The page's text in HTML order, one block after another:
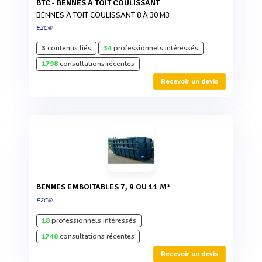
BTC - BENNES À TOIT COULISSANT
BENNES À TOIT COULISSANT 8 À 30 M3
E2C®
3 contenus liés 34professionnels intéressés
1798consultations récentes
Recevoir un devis
BENNES EMBOITABLES 7, 9 OU 11 M³
E2C®
18professionnels intéressés
1748consultations récentes
Recevoir un devis